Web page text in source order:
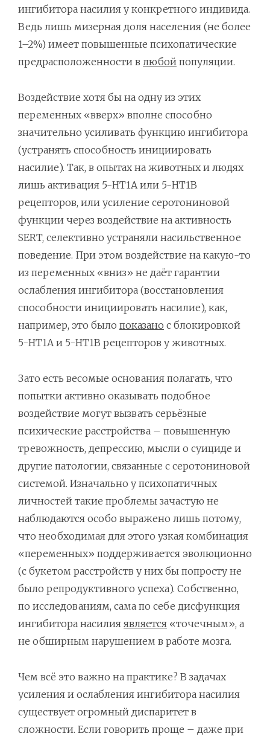
ингибитора насилия у конкретного индивида.
Ведь лишь мизерная доля населения (не более
1–2%) имеет повышенные психопатические
предрасположенности в любой популяции.
Воздействие хотя бы на одну из этих
переменных «вверх» вполне способно
значительно усиливать функцию ингибитора
(устранять способность инициировать
насилие). Так, в опытах на животных и людях
лишь активация 5-HT1A или 5-HT1B
рецепторов, или усиление серотониновой
функции через воздействие на активность
SERT, селективно устраняли насильственное
поведение. При этом воздействие на какую-то
из переменных «вниз» не даёт гарантии
ослабления ингибитора (восстановления
способности инициировать насилие), как,
например, это было показано с блокировкой
5-HT1A и 5-HT1B рецепторов у животных.
Зато есть весомые основания полагать, что
попытки активно оказывать подобное
воздействие могут вызвать серьёзные
психические расстройства – повышенную
тревожность, депрессию, мысли о суициде и
другие патологии, связанные с серотониновой
системой. Изначально у психопатичных
личностей такие проблемы зачастую не
наблюдаются особо выражено лишь потому,
что необходимая для этого узкая комбинация
«переменных» поддерживается эволюционно
(с букетом расстройств у них бы попросту не
было репродуктивного успеха). Собственно,
по исследованиям, сама по себе дисфункция
ингибитора насилия является «точечным», а
не обширным нарушением в работе мозга.
Чем всё это важно на практике? В задачах
усиления и ослабления ингибитора насилия
существует огромный диспаритет в
сложности. Если говорить проще – даже при